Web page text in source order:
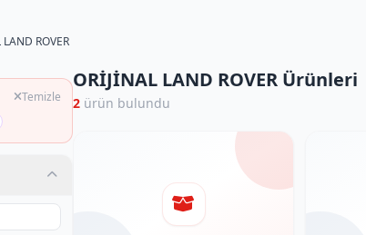
LAND ROVER
Temizle
ORİJİNAL LAND ROVER Ürünleri
2 ürün bulundu